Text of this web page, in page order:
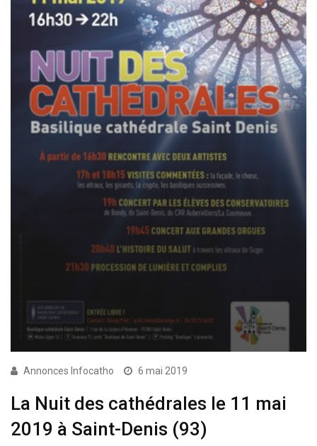
Annonces Infocatho 6 mai 2019
La Nuit des cathédrales le 11 mai
2019 à Saint-Denis (93)